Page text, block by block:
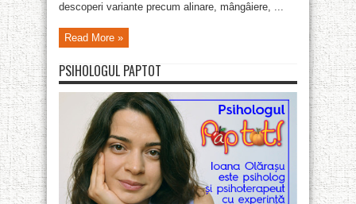
descoperi variante precum alinare, mângâiere, ...
Read More »
PSIHOLOGUL PAPTOT